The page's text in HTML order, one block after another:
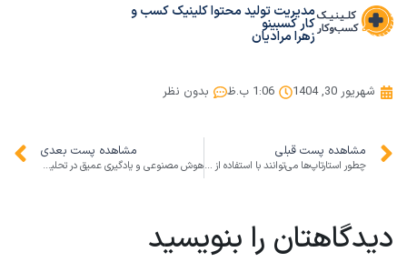
مدیریت تولید محتوا کلینیک کسب و
کار کسبینو
زهرا مرادیان
شهریور 30, 1404 1:06 ب.ظ بدون نظر
مشاهده پست قبلی
چطور استارتاپ‌ها می‌توانند با استفاده از مدل SaaS، فرآیندهای مدیریتی خود را بهبود دهند؟
مشاهده پست بعدی
هوش مصنوعی و یادگیری عمیق در تحلیل احساسات فارسی؛ راهکاری برای بهبود تجربه مشتری و تصمیم‌گیری کسب‌وکارهای ایرانی
دیدگاهتان را بنویسید